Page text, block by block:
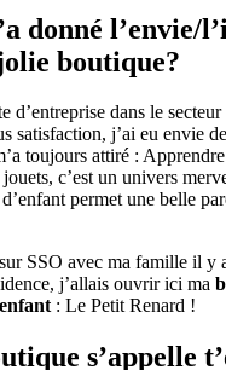
donné l’envie/
boutique?
d’entreprise dans le
satisfaction, j’ai eu envie
toujours attiré :
jouets, c’est un univers
permet une belle
SSO avec ma famille il y
j’allais ouvrir ici ma
: Le Petit Renard !
s’appelle